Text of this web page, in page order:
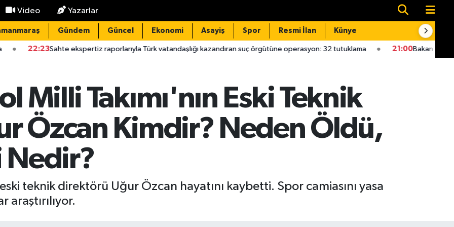
Video Yazarlar
Gündem Güncel Ekonomi Asayiş Spor Resmi İlan Künye
ekspertiz raporlarıyla Türk vatandaşlığı kazandıran suç örgütüne operasyon: 32 tutuklama 21:00Bakan Kurum: Bu işler ahbap
Milli Takımı'nın Eski Teknik
Özcan Kimdir? Neden Öldü,
Nedir?
teknik direktörü Uğur Özcan hayatını kaybetti. Spor camiasını yasa
araştırılıyor.